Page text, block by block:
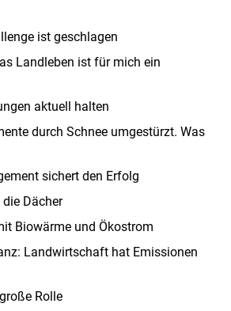
ist geschlagen
Landleben ist für mich ein
aktuell halten
durch Schnee umgestürzt. Was
sichert den Erfolg
Dächer
Biowärme und Ökostrom
Landwirtschaft hat Emissionen
Rolle